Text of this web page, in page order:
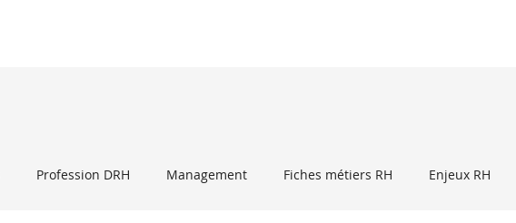
Profession DRH Management Fiches métiers RH Enjeux RH